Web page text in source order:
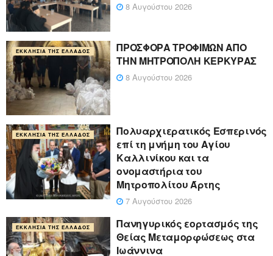
8 Αυγούστου 2026
ΕΚΚΛΗΣΊΑ ΤΗΣ ΕΛΛΆΔΟΣ
ΠΡΟΣΦΟΡΑ ΤΡΟΦΙΜΩΝ ΑΠΟ
ΤΗΝ ΜΗΤΡΟΠΟΛΗ ΚΕΡΚΥΡΑΣ
8 Αυγούστου 2026
ΕΚΚΛΗΣΊΑ ΤΗΣ ΕΛΛΆΔΟΣ
Πολυαρχιερατικός Εσπερινός
επί τη μνήμη του Αγίου
Καλλινίκου και τα
ονομαστήρια του
Μητροπολίτου Άρτης
7 Αυγούστου 2026
ΕΚΚΛΗΣΊΑ ΤΗΣ ΕΛΛΆΔΟΣ
Πανηγυρικός εορτασμός της
Θείας Μεταμορφώσεως στα
Ιωάννινα